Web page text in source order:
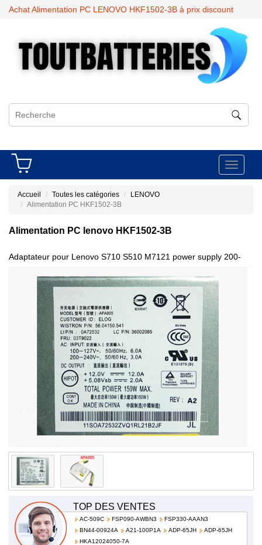
Achat Alimentation PC LENOVO HKF1502-3B à prix discount
Toggle
Accueil Toutes les catégories
LENOVO
Alimentation PC HKF1502-3B
Alimentation PC lenovo HKF1502-3B
Adaptateur pour Lenovo S710 S510 M7121 power supply 200-
240V~,50/60 Hz,3.0A HKF1502-3B APA005 FSP150-20AI
TOP DES VENTES
AC-509C FSP090-AWBN3
FSP330-AAAN3
BN44-00924A
A21-100P1A ADP-65JH
ADP-65JH
HKA12024050-7A